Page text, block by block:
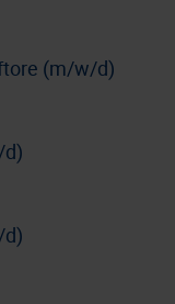
(m/w/d)